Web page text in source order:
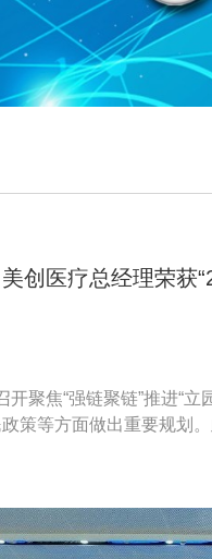
美创医疗总经理荣获
聚焦“强链聚链”推进“
策等方面做出重要规划